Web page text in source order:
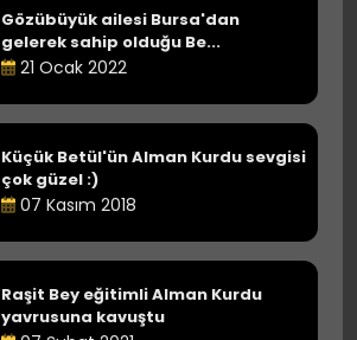
Gözübüyük ailesi Bursa'dan
gelerek sahip olduğu Be...
21 Ocak 2022
Küçük Betül'ün Alman Kurdu sevgisi
çok güzel :)
07 Kasım 2018
Raşit Bey eğitimli Alman Kurdu
yavrusuna kavuştu